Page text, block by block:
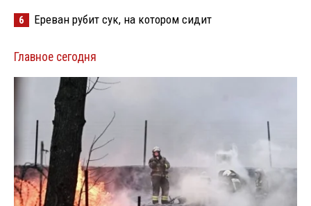
6 Ереван рубит сук, на котором сидит
Главное сегодня